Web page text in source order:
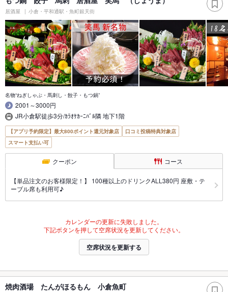
居酒屋 小倉・平和通駅・魚町銀天街
名物“ねぎしゃぶ・馬刺し・餃子・もつ鍋”
2001～3000円
JR小倉駅徒歩3分/ｶﾗｵｹｶｰﾆﾊﾞﾙ隣 地下1階
【アプリ予約限定】最大800ポイント還元対象店
口コミ投稿特典対象店
スマート支払い可
クーポン コース
【単品注文のお客様限定！】 100種以上のドリンクALL380円 座敷・テ
ーブル席も利用可♪
カレンダーの更新に失敗しました。
下記ボタンを押して空席状況を更新してください。
空席状況を更新する
焼肉酒場 たんがほるもん 小倉魚町